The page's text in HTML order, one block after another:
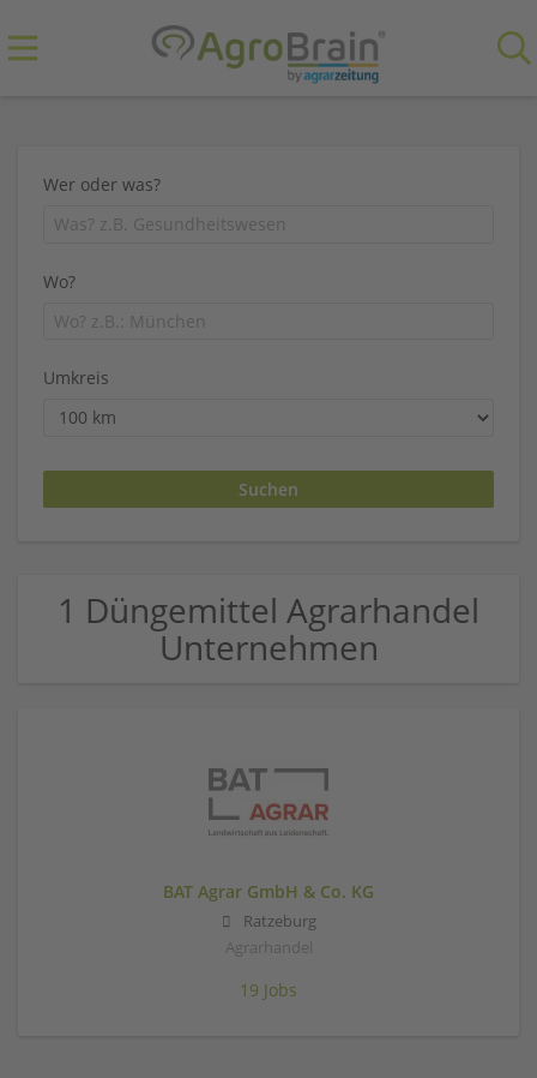
Wer oder was?
Wo?
Umkreis
1 Düngemittel Agrarhandel
Unternehmen
BAT Agrar GmbH & Co. KG
Ratzeburg
Agrarhandel
19 Jobs